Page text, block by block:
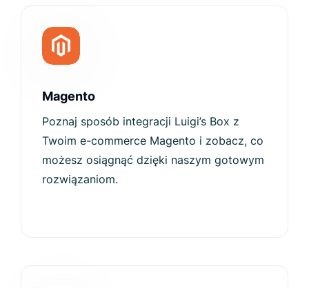
Magento
Poznaj sposób integracji Luigi’s Box z
Twoim e-commerce Magento i zobacz, co
możesz osiągnąć dzięki naszym gotowym
rozwiązaniom.